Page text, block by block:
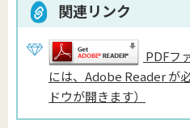
関連リンク
PDFフ
には、Adobe Reader が
ドウが開きます）